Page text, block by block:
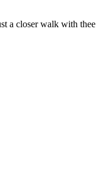
a closer walk with thee